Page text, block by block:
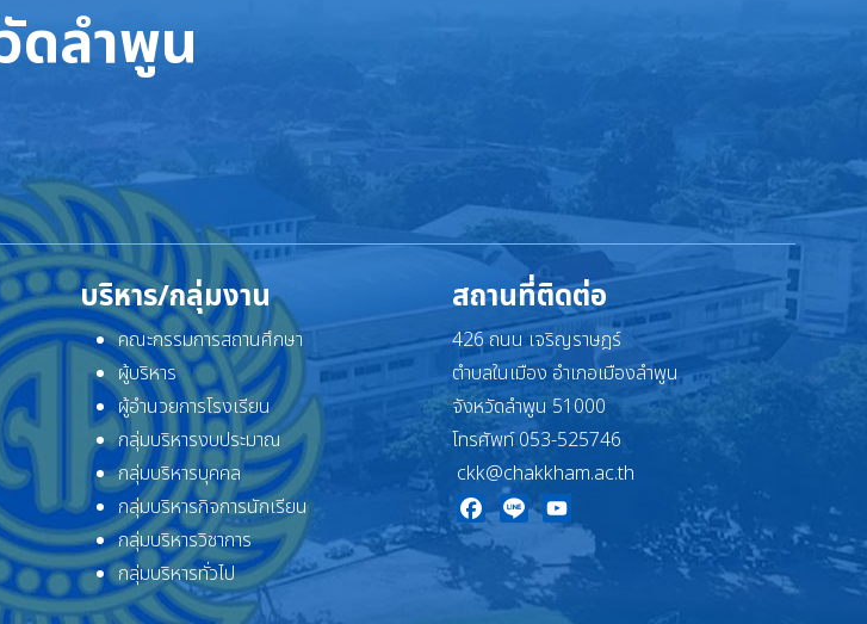
ดลำพูน
บริหาร/กลุ่มงาน
คณะกรรมการสถานศึกษา
ผู้บริหาร
ผู้อำนวยการโรงเรียน
กลุ่มบริหารงบประมาณ
กลุ่มบริหารบุคคล
กลุ่มบริหารกิจการนักเรียน
กลุ่มบริหารวิชาการ
กลุ่มบริหารทั่วไป
สถานที่ติดต่อ
426 ถนน เจริญราษฎร์
ตำบลในเมือง อำเภอเมืองลำพูน
จังหวัดลำพูน 51000
โทรศัพท์ 053-525746
ckk@chakkham.ac.th
Facebook YouTube